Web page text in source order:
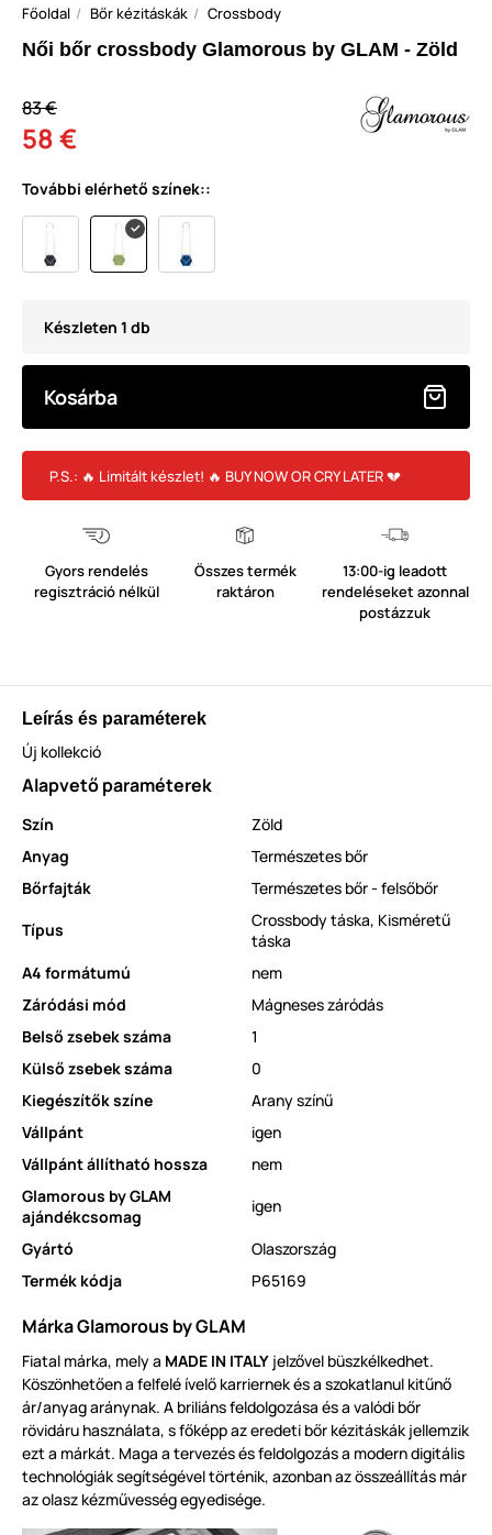
Főoldal Bőr kézitáskák Crossbody
Női bőr crossbody Glamorous by GLAM - Zöld
83 €
58 €
További elérhető színek::
Készleten 1 db
Kosárba
P.S.: 🔥 Limitált készlet! 🔥 BUY NOW OR CRY LATER 💔
Gyors rendelés
regisztráció nélkül
Összes termék
raktáron
13:00-ig leadott
rendeléseket azonnal
postázzuk
Leírás és paraméterek
Új kollekció
Alapvető paraméterek
Szín
Zöld
Anyag
Természetes bőr
Bőrfajták
Természetes bőr - felsőbőr
Típus
Crossbody táska, Kisméretű
táska
A4 formátumú
nem
Záródási mód
Mágneses záródás
Belső zsebek száma
1
Külső zsebek száma
0
Kiegészítők színe
Arany színű
Vállpánt
igen
Vállpánt állítható hossza
nem
Glamorous by GLAM
ajándékcsomag
igen
Gyártó
Olaszország
Termék kódja
P65169
Márka Glamorous by GLAM
Fiatal márka, mely a MADE IN ITALY jelzővel büszkélkedhet.
Köszönhetően a felfelé ívelő karriernek és a szokatlanul kitűnő
ár/anyag aránynak. A briliáns feldolgozása és a valódi bőr
rövidáru használata, s főképp az eredeti bőr kézitáskák jellemzik
ezt a márkát. Maga a tervezés és feldolgozás a modern digitális
technológiák segítségével történik, azonban az összeállítás már
az olasz kézművesség egyedisége.